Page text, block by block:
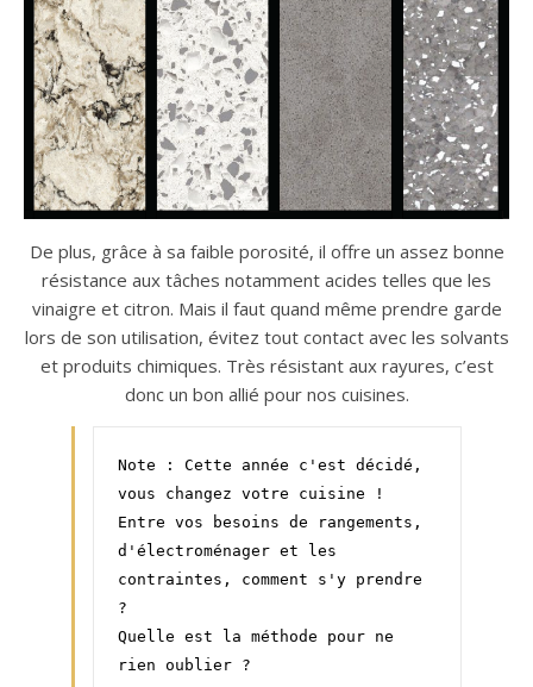
De plus, grâce à sa faible porosité, il offre un assez bonne
résistance aux tâches notamment acides telles que les
vinaigre et citron. Mais il faut quand même prendre garde
lors de son utilisation, évitez tout contact avec les solvants
et produits chimiques. Très résistant aux rayures, c’est
donc un bon allié pour nos cuisines.
Note : Cette année c'est décidé,
vous changez votre cuisine !
Entre vos besoins de rangements,
d'électroménager et les
contraintes, comment s'y prendre
?
Quelle est la méthode pour ne
rien oublier ?